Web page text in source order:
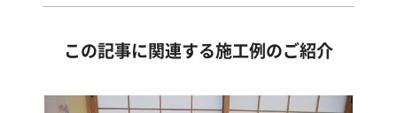
この記事に関連する施工例のご紹介